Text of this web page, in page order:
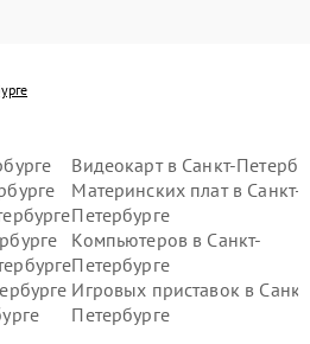
Видеокарт в Санкт-
Материнских плат в Санкт-
Петербурге
Компьютеров в Санкт-
Петербурге
Игровых приставок в
Петербурге